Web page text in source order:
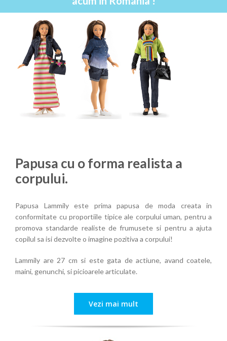
Papusa cu o forma realista a
corpului.
Papusa Lammily este prima papusa de moda creata in
conformitate cu proportiile tipice ale corpului uman, pentru a
promova standarde realiste de frumusete si pentru a ajuta
copilul sa isi dezvolte o imagine pozitiva a corpului!
Lammily are 27 cm si este gata de actiune, avand coatele,
maini, genunchi, si picioarele articulate.
Vezi mai mult